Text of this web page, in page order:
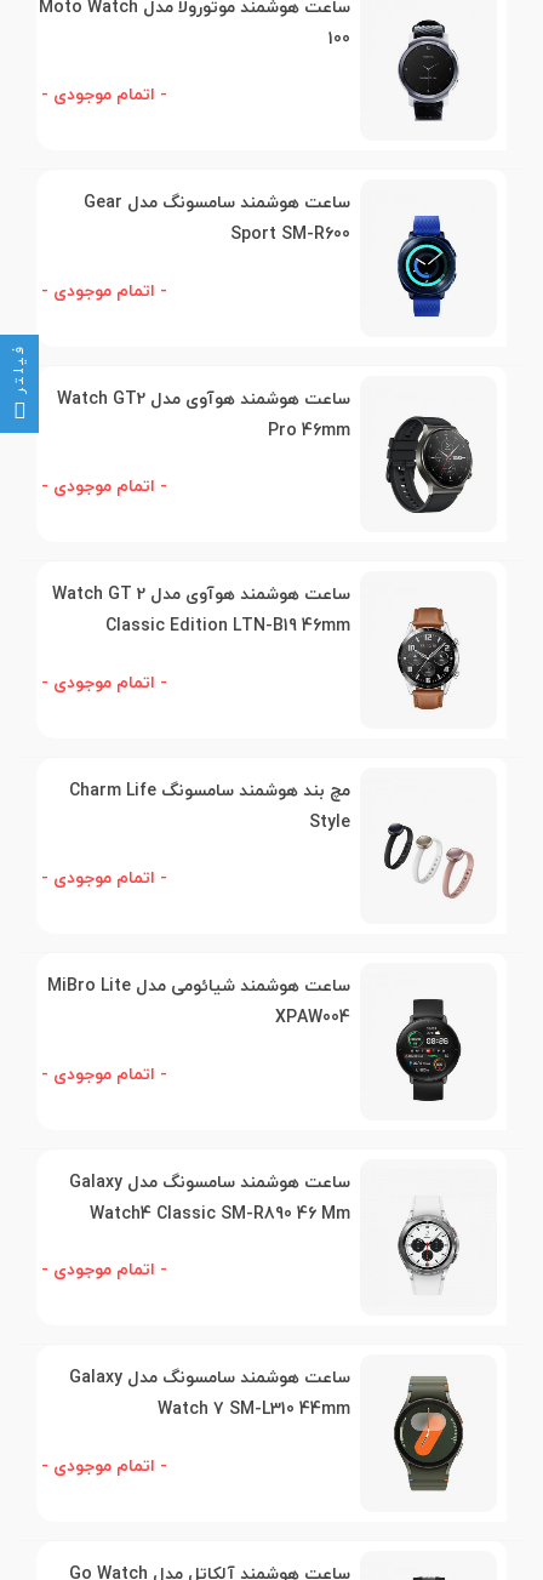
ساعت هوشمند موتورولا مدل Moto Watch
100
- اتمام موجودی -
ساعت هوشمند سامسونگ مدل Gear
Sport SM-R600
- اتمام موجودی -
ساعت هوشمند هوآوی مدل Watch GT2
Pro 46mm
- اتمام موجودی -
ساعت هوشمند هوآوی مدل Watch GT 2
Classic Edition LTN-B19 46mm
- اتمام موجودی -
مچ بند هوشمند سامسونگ Charm Life
Style
- اتمام موجودی -
ساعت هوشمند شیائومی مدل MiBro Lite
XPAW004
- اتمام موجودی -
ساعت هوشمند سامسونگ مدل Galaxy
Watch4 Classic SM-R890 46 Mm
- اتمام موجودی -
ساعت هوشمند سامسونگ مدل Galaxy
Watch 7 SM-L310 44mm
- اتمام موجودی -
ساعت هوشمند آلکاتل مدل Go Watch
فیلتر